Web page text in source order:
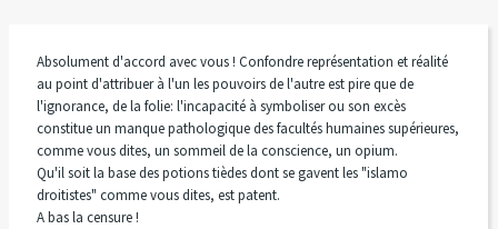
Absolument d'accord avec vous ! Confondre représentation et réalité
au point d'attribuer à l'un les pouvoirs de l'autre est pire que de
l'ignorance, de la folie: l'incapacité à symboliser ou son excès
constitue un manque pathologique des facultés humaines supérieures,
comme vous dites, un sommeil de la conscience, un opium.
Qu'il soit la base des potions tièdes dont se gavent les "islamo
droitistes" comme vous dites, est patent.
A bas la censure !